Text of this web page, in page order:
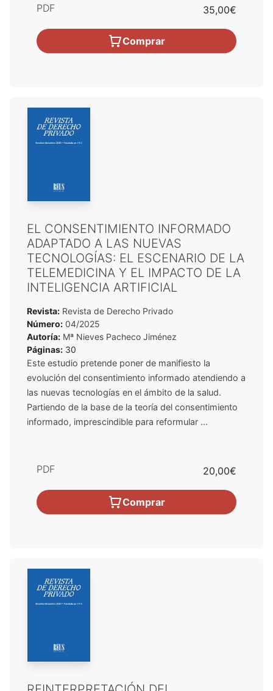
PDF 35,00€
Comprar
EL CONSENTIMIENTO INFORMADO
ADAPTADO A LAS NUEVAS
TECNOLOGÍAS: EL ESCENARIO DE LA
TELEMEDICINA Y EL IMPACTO DE LA
INTELIGENCIA ARTIFICIAL
Revista: Revista de Derecho Privado
Número: 04/2025
Autoría: Mª Nieves Pacheco Jiménez
Páginas: 30
Este estudio pretende poner de manifiesto la
evolución del consentimiento informado atendiendo a
las nuevas tecnologías en el ámbito de la salud.
Partiendo de la base de la teoría del consentimiento
informado, imprescindible para reformular ...
PDF 20,00€
Comprar